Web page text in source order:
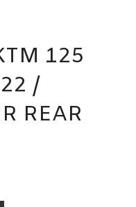
125
/
REAR